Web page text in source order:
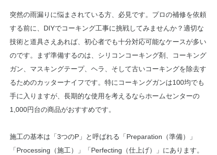
突然の雨漏りに悩まされている方、必見です。プロの補修を依頼
する前に、DIYでコーキング工事に挑戦してみませんか？適切な
技術と道具さえあれば、初心者でも十分対応可能なケースが多い
のです。まず準備するのは、シリコンコーキング剤、コーキング
ガン、マスキングテープ、ヘラ、そして古いコーキングを除去す
るためのカッターナイフです。特にコーキングガンは100均でも
手に入りますが、長期的な使用を考えるならホームセンターの
1,000円台の商品がおすすめです。
施工の基本は「3つのP」と呼ばれる「Preparation（準備）」
「Processing（施工）」「Perfecting（仕上げ）」にあります。